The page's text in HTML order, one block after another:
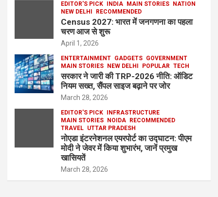
EDITOR'S PICK INDIA MAIN STORIES
NATION
NEW DELHI
RECOMMENDED
Census 2027: भारत में जनगणना का पहला
चरण आज से शुरू
April 1, 2026
ENTERTAINMENT GADGETS GOVERNMENT
MAIN STORIES
NEW DELHI POPULAR TECH
सरकार ने जारी की TRP-2026 नीति: ऑडिट
नियम सख्त, सैंपल साइज बढ़ाने पर जोर
March 28, 2026
EDITOR'S PICK
INFRASTRUCTURE
MAIN STORIES
NOIDA
RECOMMENDED
TRAVEL UTTAR PRADESH
नोएडा इंटरनेशनल एयरपोर्ट का उद्घाटन: पीएम
मोदी ने जेवर में किया शुभारंभ, जानें प्रमुख
खासियतें
March 28, 2026